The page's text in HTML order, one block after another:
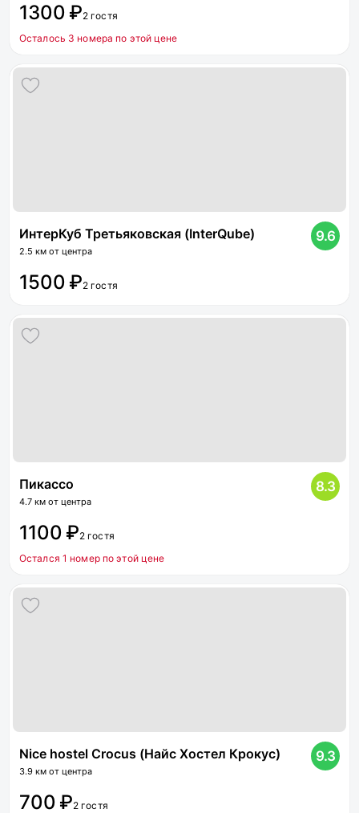
1300 ₽2 гостя
Осталось 3 номера по этой цене
ИнтерКуб Третьяковская (InterQube)
2.5 км от центра
9.6
1500 ₽2 гостя
Пикассо
4.7 км от центра
8.3
1100 ₽2 гостя
Остался 1 номер по этой цене
Nice hostel Crocus (Найс Хостел Крокус)
3.9 км от центра
9.3
700 ₽2 гостя